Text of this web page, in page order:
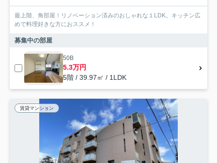
最上階、角部屋！リノベーション済みのおしゃれな１LDK。キッチン広
めで料理好きな方におススメ！
募集中の部屋
50B
5.3万円
5階 / 39.97㎡ / 1LDK
賃貸マンション